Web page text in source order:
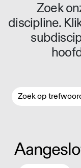
Zoek
discipline.